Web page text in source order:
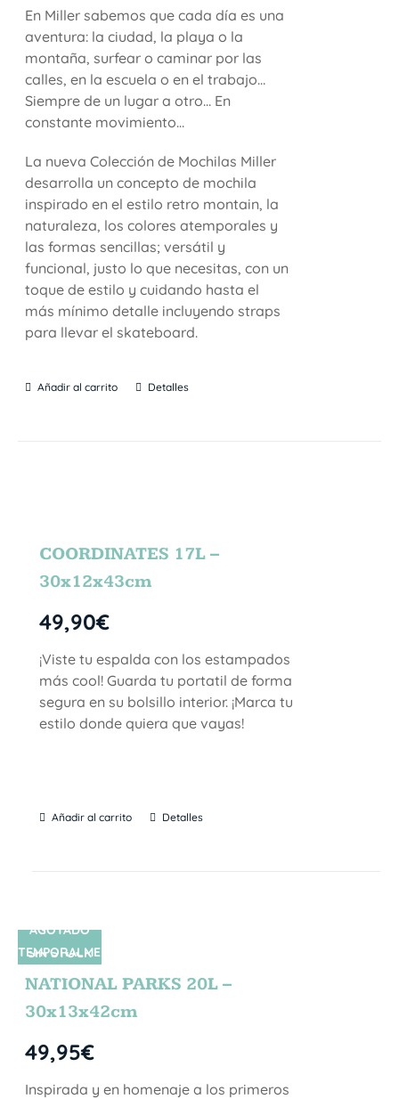
En Miller sabemos que cada día es una
aventura: la ciudad, la playa o la
montaña, surfear o caminar por las
calles, en la escuela o en el trabajo…
Siempre de un lugar a otro… En
constante movimiento…
La nueva Colección de Mochilas Miller
desarrolla un concepto de mochila
inspirado en el estilo retro montain, la
naturaleza, los colores atemporales y
las formas sencillas; versátil y
funcional, justo lo que necesitas, con un
toque de estilo y cuidando hasta el
más mínimo detalle incluyendo straps
para llevar el skateboard.
Añadir al carrito Detalles
COORDINATES 17L –
30x12x43cm
49,90€
¡Viste tu espalda con los estampados
más cool! Guarda tu portatil de forma
segura en su bolsillo interior. ¡Marca tu
estilo donde quiera que vayas!
Añadir al carrito Detalles
SIN STOCK
AGOTADO
TEMPORALME
NTE
NATIONAL PARKS 20L –
30x13x42cm
49,95€
Inspirada y en homenaje a los primeros